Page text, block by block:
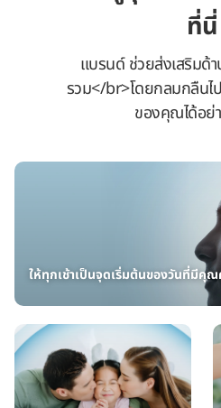
ที่นี่
แบรนด์ ช่วยส่งเสริมด้
รวม</br>โดยกลมกลืนไ
ของคุณได้อย่
ให้ทุกเช้าเป็นจุดเริ่มต้นของวันที่มีคุณ